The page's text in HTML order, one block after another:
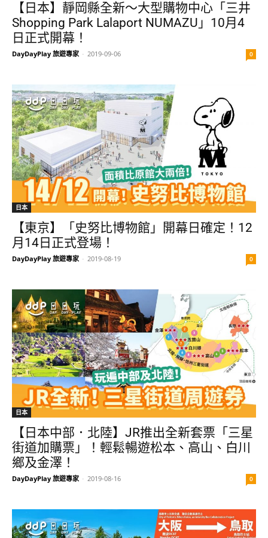
【日本】靜岡縣全新～大型購物中心「三井
Shopping Park Lalaport NUMAZU」10月4
日正式開幕！
DayDayPlay 旅遊專家 - 2019-09-06 0
日本
【東京】「史努比博物館」開幕日確定！12
月14日正式登場！
DayDayPlay 旅遊專家 - 2019-08-19 0
日本
【日本中部．北陸】JR推出全新套票「三星
街道加購票」！輕鬆暢遊松本、高山、白川
鄉及金澤！
DayDayPlay 旅遊專家 - 2019-08-16 0